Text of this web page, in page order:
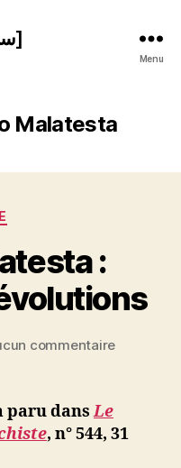
[سي نجيب]
Menu
Malatesta
:
a
S
N
ji
b
commentairesur
et
paru dansLe
, n° 544, 31